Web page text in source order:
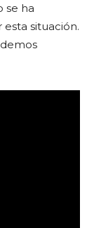
se ha
situación.